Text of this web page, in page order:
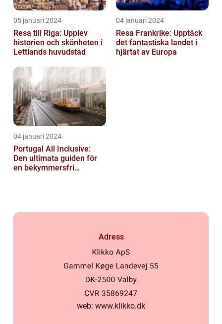
05 januari 2024
Resa till Riga: Upplev
historien och skönheten i
Lettlands huvudstad
04 januari 2024
Resa Frankrike: Upptäck
det fantastiska landet i
hjärtat av Europa
04 januari 2024
Portugal All Inclusive:
Den ultimata guiden för
en bekymmersfri
Adress
web: www.klikko.dk